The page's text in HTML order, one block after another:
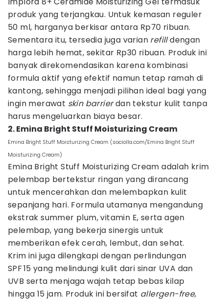
produk yang terjangkau. Untuk kemasan reguler
50 ml, harganya berkisar antara Rp70 ribuan.
Sementara itu, tersedia juga varian refilldengan
harga lebih hemat, sekitar Rp30 ribuan. Produk ini
banyak direkomendasikan karena kombinasi
formula aktif yang efektif namun tetap ramah di
kantong, sehingga menjadi pilihan ideal bagi yang
ingin merawat skin barrierdan tekstur kulit tanpa
harus mengeluarkan biaya besar.
2. Emina Bright Stuff Moisturizing Cream
Emina Bright Stuff Moisturizing Cream (sociolla.com/Emina Bright Stuff
Moisturizing Cream)
Emina Bright Stuff Moisturizing Cream adalah krim
pelembap bertekstur ringan yang dirancang
untuk mencerahkan dan melembapkan kulit
sepanjang hari. Formula utamanya mengandung
ekstrak summer plum, vitamin E, serta agen
pelembap, yang bekerja sinergis untuk
memberikan efek cerah, lembut, dan sehat.
Krim ini juga dilengkapi dengan perlindungan
SPF 15 yang melindungi kulit dari sinar UVA dan
UVB serta menjaga wajah tetap bebas kilap
hingga 15 jam. Produk ini bersifat allergen-free,